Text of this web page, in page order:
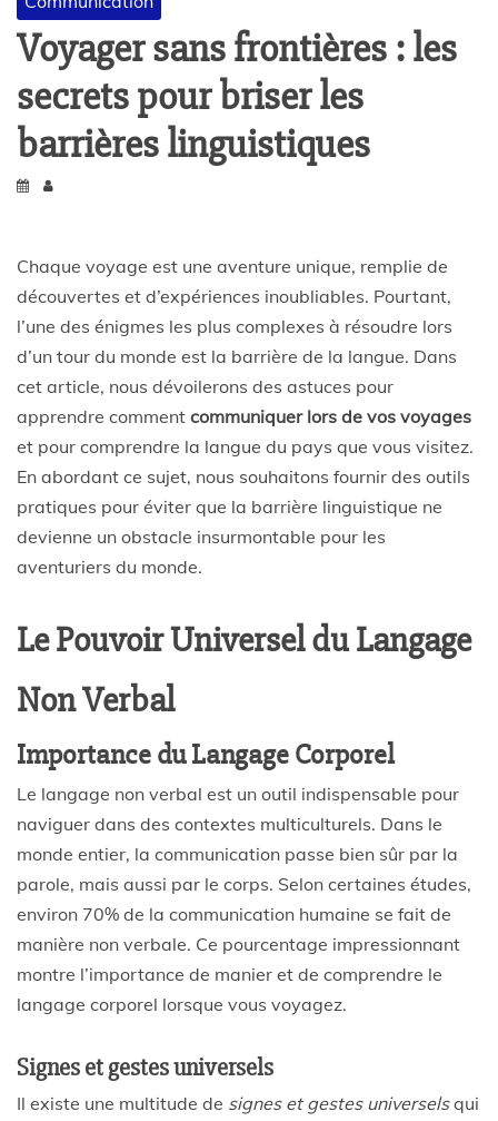
Voyager sans frontières : les
secrets pour briser les
barrières linguistiques
Chaque voyage est une aventure unique, remplie de
découvertes et d’expériences inoubliables. Pourtant,
l’une des énigmes les plus complexes à résoudre lors
d’un tour du monde est la barrière de la langue. Dans
cet article, nous dévoilerons des astuces pour
apprendre comment communiquer lors de vos voyages
et pour comprendre la langue du pays que vous visitez.
En abordant ce sujet, nous souhaitons fournir des outils
pratiques pour éviter que la barrière linguistique ne
devienne un obstacle insurmontable pour les
aventuriers du monde.
Le Pouvoir Universel du Langage
Non Verbal
Importance du Langage Corporel
Le langage non verbal est un outil indispensable pour
naviguer dans des contextes multiculturels. Dans le
monde entier, la communication passe bien sûr par la
parole, mais aussi par le corps. Selon certaines études,
environ 70% de la communication humaine se fait de
manière non verbale. Ce pourcentage impressionnant
montre l’importance de manier et de comprendre le
langage corporel lorsque vous voyagez.
Signes et gestes universels
Il existe une multitude de signes et gestes universelsqui